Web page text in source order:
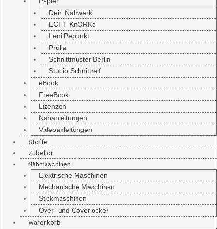
Dein Nähwerk
ECHT KnORKe
Leni Pepunkt.
Prülla
Schnittmuster Berlin
Studio Schnittreif
eBook
FreeBook
Lizenzen
Nähanleitungen
Videoanleitungen
Stoffe
Zubehör
Nähmaschinen
Elektrische Maschinen
Mechanische Maschinen
Stickmaschinen
Over- und Coverlocker
Warenkorb